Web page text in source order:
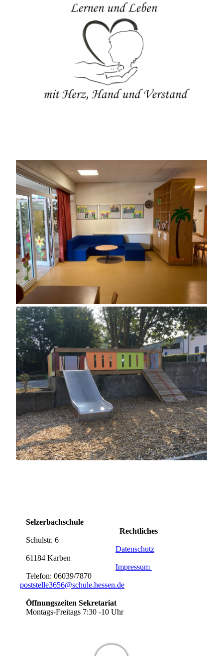
Selzerbachschule
Rechtliches
Schulstr. 6
Datenschutz
61184 Karben
Impressum
Telefon: 06039/7870
poststelle3656@schule.hessen.de
Öffnungszeiten Sekretariat
Montags-Freitags 7:30 -10 Uhr